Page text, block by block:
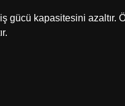
gücü kapasitesini azaltır.